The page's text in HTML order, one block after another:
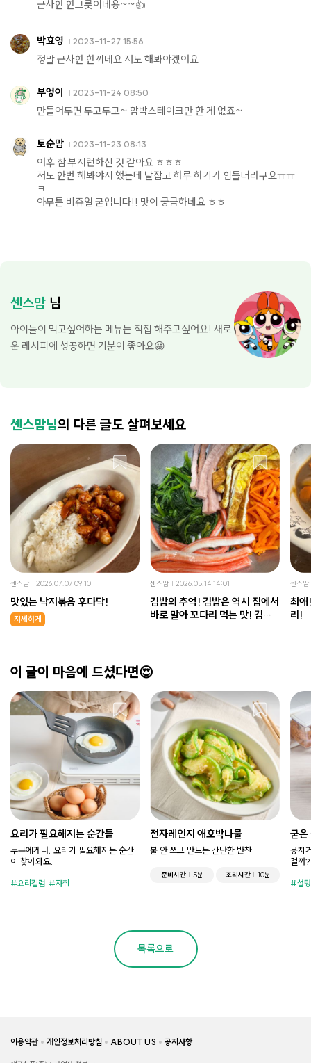
근사한 한그릇이네용~~👍
박효영 2023-11-27 15:56
정말 근사한 한끼네요 저도 해봐야겠어요
부엉이 2023-11-24 08:50
만들어두면 두고두고~ 함박스테이크만 한 게 없죠~
토순맘 2023-11-23 08:13
어후 참 부지런하신 것 같아요 ㅎㅎㅎ
저도 한번 해봐야지 했는데 날잡고 하루 하기가 힘들더라구요ㅠㅠ
ㅋ
아무튼 비쥬얼 굳입니다!! 맛이 궁금하네요 ㅎㅎ
센스맘 님
아이들이 먹고싶어하는 메뉴는 직접 해주고싶어요! 새로
운 레시피에 성공하면 기분이 좋아요😀
센스맘님의 다른 글도 살펴보세요
센스맘 2026.07.07 09:10
맛있는 낙지볶음 후다닥!
자세하게
센스맘 2026.05.14 14:01
김밥의 추억! 김밥은 역시 집에서
바로 말아 꼬다리 먹는 맛! 김밥
센스맘
최애! 진짜 너무 맛있는
리!
이 글이 마음에 드셨다면😍
요리가 필요해지는 순간들
누구에게나, 요리가 필요해지는 순간
이 찾아와요.
요리칼럼 자취
전자레인지 애호박나물
불 안 쓰고 만드는 간단한 반찬
준비시간 5분 조리시간 10분
굳은
뭉치
걸까?
설탕
목록으로
이용약관 개인정보처리방침 ABOUT US 공지사항